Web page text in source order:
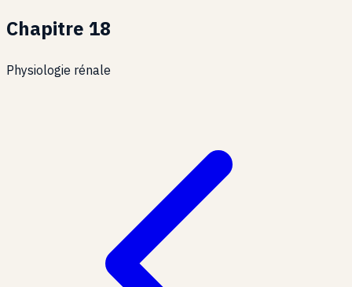
Chapitre 18
Physiologie rénale